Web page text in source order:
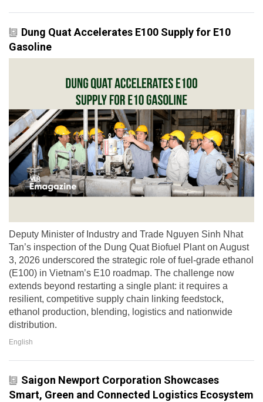
Dung Quat Accelerates E100 Supply for E10
Gasoline
Deputy Minister of Industry and Trade Nguyen Sinh Nhat
Tan’s inspection of the Dung Quat Biofuel Plant on August
3, 2026 underscored the strategic role of fuel-grade ethanol
(E100) in Vietnam’s E10 roadmap. The challenge now
extends beyond restarting a single plant: it requires a
resilient, competitive supply chain linking feedstock,
ethanol production, blending, logistics and nationwide
distribution.
English
Saigon Newport Corporation Showcases
Smart, Green and Connected Logistics Ecosystem